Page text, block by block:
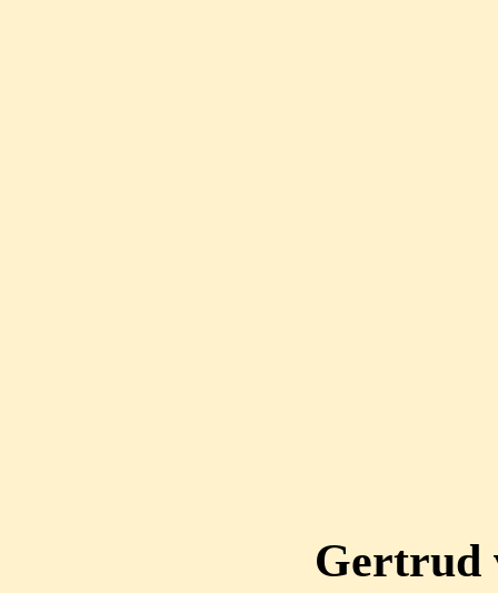
Gertrud